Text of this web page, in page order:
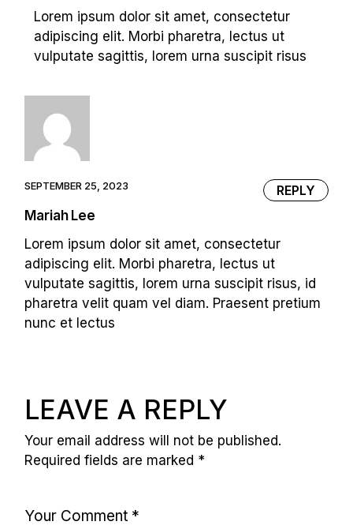
Lorem ipsum dolor sit amet, consectetur
adipiscing elit. Morbi pharetra, lectus ut
vulputate sagittis, lorem urna suscipit risus
SEPTEMBER 25, 2023
REPLY
Mariah Lee
Lorem ipsum dolor sit amet, consectetur
adipiscing elit. Morbi pharetra, lectus ut
vulputate sagittis, lorem urna suscipit risus, id
pharetra velit quam vel diam. Praesent pretium
nunc et lectus
LEAVE A REPLY
Your email address will not be published.
Required fields are marked *